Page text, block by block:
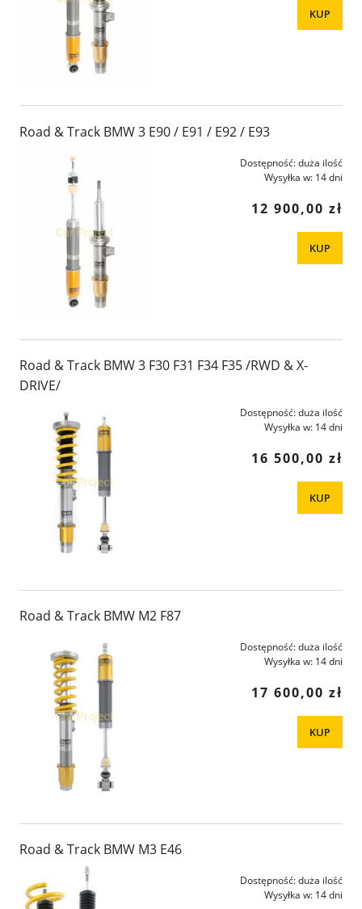
KUP
Road & Track BMW 3 E90 / E91 / E92 / E93
Dostępność:duża ilość
Wysyłka w: 14 dni
12 900,00 zł
KUP
Road & Track BMW 3 F30 F31 F34 F35 /RWD & X-
DRIVE/
Dostępność:duża ilość
Wysyłka w: 14 dni
16 500,00 zł
KUP
Road & Track BMW M2 F87
Dostępność:duża ilość
Wysyłka w: 14 dni
17 600,00 zł
KUP
Road & Track BMW M3 E46
Dostępność:duża ilość
Wysyłka w: 14 dni